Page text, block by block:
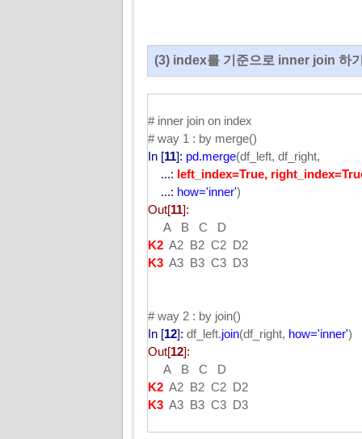
(3) index를 기준으로 inner join 하
# inner join on index
# way 1 : by merge()
In [11]: pd.merge(df_left, df_right,
...: left_index=True,
...: how='inner')
Out[11]:
A B C D
K2 A2 B2 C2 D2
K3 A3 B3 C3 D3
# way 2 : by join()
In [12]: df_left.join(df_right, how='inner')
Out[12]:
A B C D
K2 A2 B2 C2 D2
K3 A3 B3 C3 D3